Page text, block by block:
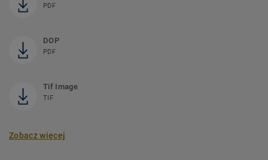
PDF
DOP
PDF
Tif Image
TIF
Zobacz więcej